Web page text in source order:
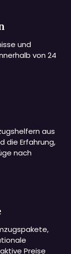
und
von 24
aus
die Erfahrung,
nach
Preise